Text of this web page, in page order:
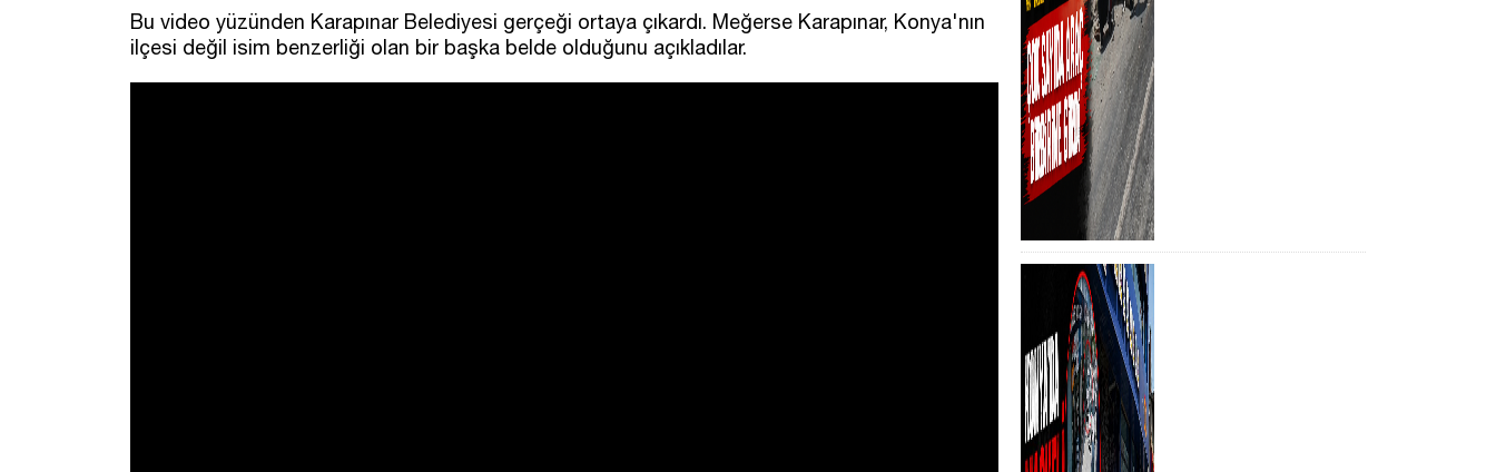
Bu video yüzünden Karapınar Belediyesi gerçeği ortaya çıkardı. Meğerse Karapınar, Konya'nın
ilçesi değil isim benzerliği olan bir başka belde olduğunu açıkladılar.